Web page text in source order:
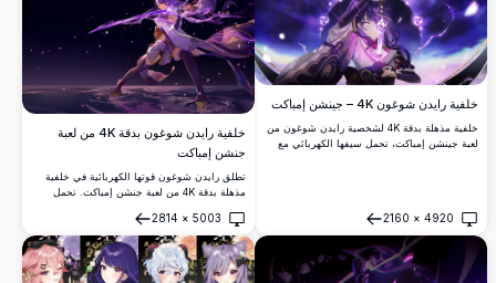
خلفية رايدن شوغون 4K – جينشن إمباكت
خلفية مذهلة بدقة 4K لشخصية رايدن شوغون من
لعبة جينشن إمباكت، تحمل سيفها الكهربائي مع
4920
×
2160
فتح
خلفية رايدن شوغون بدقة 4K من لعبة
جنشن إمباكت
تطلق رايدن شوغون قوتها الكهربائية في خلفية
مذهلة بدقة 4K من لعبة جنشن إمباكت. تحمل
على الماء تحت سماء مظلمة وغامضة مع بتلات
الساكورا.
5003
×
2814
فتح